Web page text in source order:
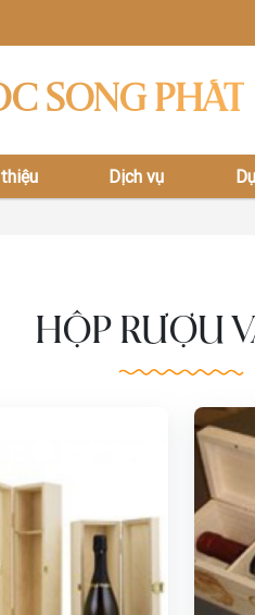
SONG PHÁT
Dịch vụ
HỘP RƯỢU